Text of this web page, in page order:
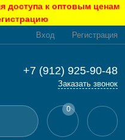
к оптовым ценам
Вход Регистрация
+7 (912) 925-90-48
Заказать звонок
0